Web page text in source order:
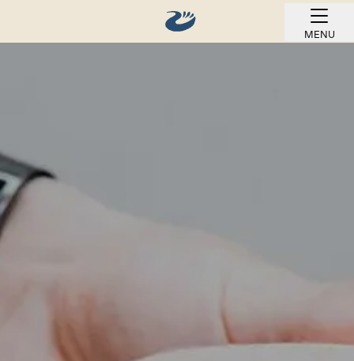
MENU